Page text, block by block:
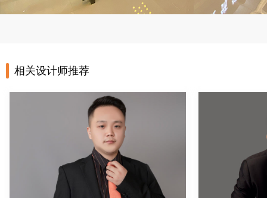
相关设计师推荐